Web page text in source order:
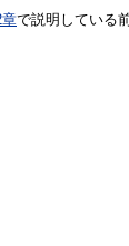
で説明している